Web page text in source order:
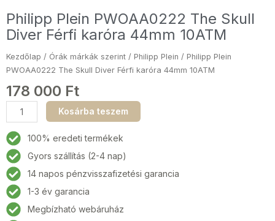
Philipp Plein PWOAA0222 The Skull
Diver Férfi karóra 44mm 10ATM
Kezdőlap / Órák márkák szerint / Philipp Plein / Philipp Plein
PWOAA0222 The Skull Diver Férfi karóra 44mm 10ATM
178 000 Ft
Philipp
Plein
PWOAA0222
The
Skull
Diver
Férfi
karóra
44mm
Kosárba teszem
100% eredeti termékek
Gyors szállítás (2-4 nap)
14 napos pénzvisszafizetési garancia
1-3 év garancia
Megbízható webáruház